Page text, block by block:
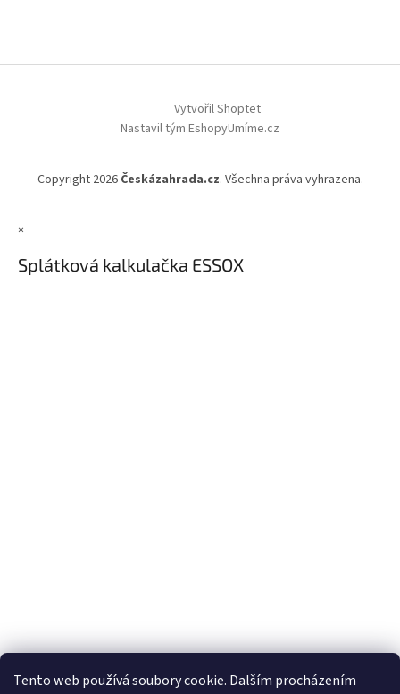
Tento web používá soubory cookie. Dalším procházením
Vytvořil Shoptet
Nastavil tým EshopyUmíme.cz
Copyright 2026 Českázahrada.cz. Všechna práva vyhrazena.
×
Splátková kalkulačka ESSOX